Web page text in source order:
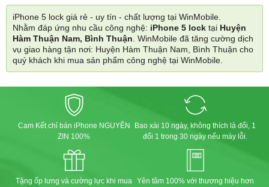
iPhone 5 lock giá rẻ - uy tín - chất lượng tại WinMobile.
Nhằm đáp ứng nhu cầu công nghệ: iPhone 5 lock tại Huyện
Hàm Thuận Nam, Bình Thuận. WinMobile đã tăng cường dịch
vụ giao hàng tận nơi: Huyện Hàm Thuận Nam, Bình Thuận cho
quý khách khi mua sản phẩm công nghệ tại WinMobile.
Cam Kết chỉ bán iPhone NGUYÊN
ZIN 100%
Bao xài 10 ngày, không thích là đổi, 1
đổi 1 trong 30 ngày nếu máy lỗi.
Tặng ốp lưng và cường lực khi mua Yên tâm 100% với thương hiệu hơn